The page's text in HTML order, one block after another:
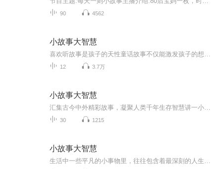
90 4562
小故事大智慧
12 3.7万
小故事大智慧
30 1215
小故事大智慧